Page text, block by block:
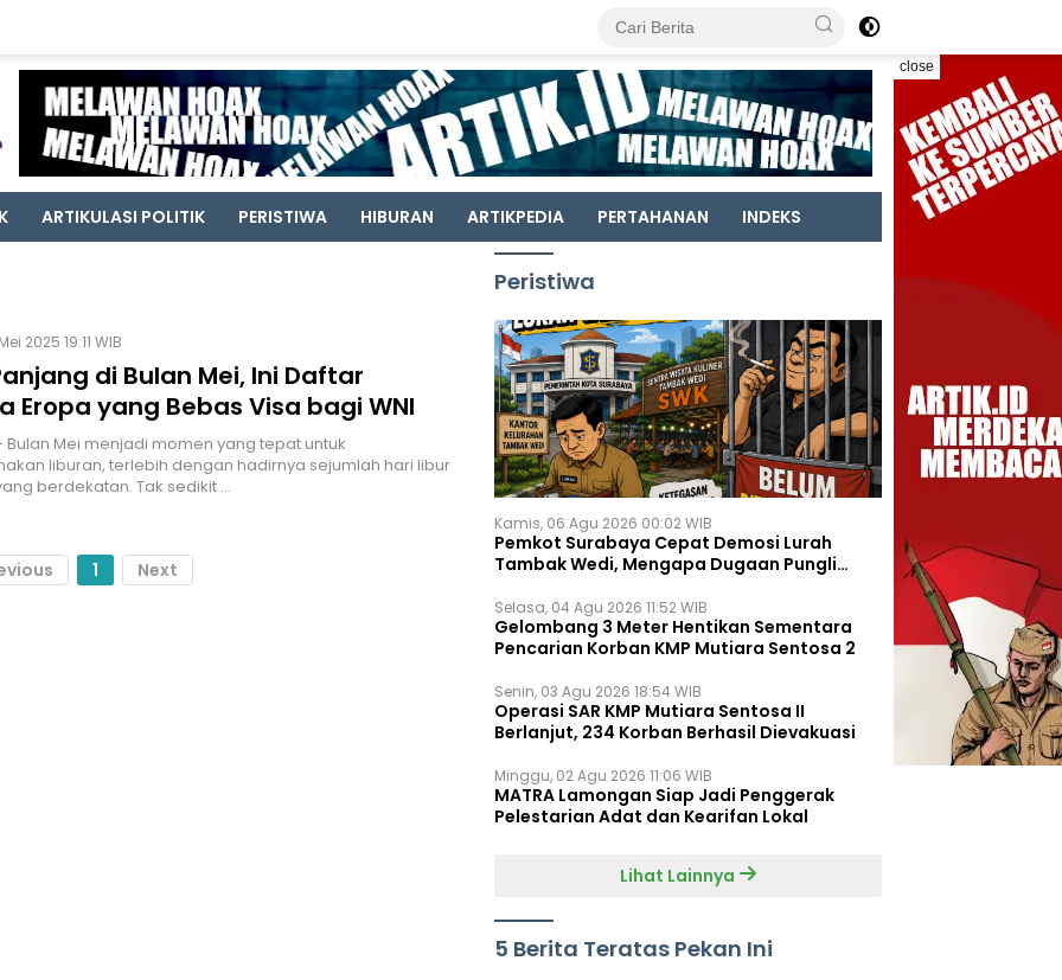
close
ARTIKULASI POLITIK PERISTIWA HIBURAN ARTIKPEDIA PERTAHANAN INDEKS
2025 19:11 WIB
di Bulan Mei, Ini Daftar
Eropa yang Bebas Visa bagi WNI
Bulan Mei menjadi momen yang tepat untuk
liburan, terlebih dengan hadirnya sejumlah hari libur
berdekatan. Tak sedikit …
1 Next
Peristiwa
Kamis, 06 Agu 2026 00:02 WIB
Pemkot Surabaya Cepat Demosi Lurah
Tambak Wedi, Mengapa Dugaan Pungli
Selasa, 04 Agu 2026 11:52 WIB
Gelombang 3 Meter Hentikan Sementara
Pencarian Korban KMP Mutiara Sentosa 2
Senin, 03 Agu 2026 18:54 WIB
Operasi SAR KMP Mutiara Sentosa II
Berlanjut, 234 Korban Berhasil Dievakuasi
Minggu, 02 Agu 2026 11:06 WIB
MATRA Lamongan Siap Jadi Penggerak
Pelestarian Adat dan Kearifan Lokal
Lihat Lainnya
5 Berita Teratas Pekan Ini